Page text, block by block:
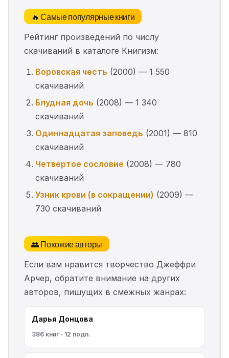
🔥 Самые популярные книги
Рейтинг произведений по числу
скачиваний в каталоге Книгизм:
Воровская честь (2000) — 1 550
скачиваний
Блудная дочь (2008) — 1 340
скачиваний
Одиннадцатая заповедь (2001) — 810
скачиваний
Четвертое сословие (2008) — 780
скачиваний
Узник крови (в сокращении) (2009) —
730 скачиваний
👥 Похожие авторы
Если вам нравится творчество Джеффри
Арчер, обратите внимание на других
авторов, пишущих в смежных жанрах:
Дарья Донцова
386 книг · 12 подп.